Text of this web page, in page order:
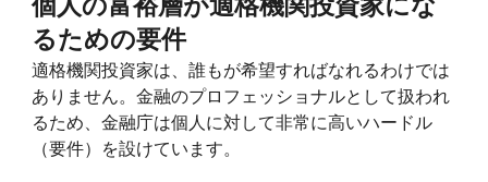
るための要件
適格機関投資家は、誰もが希望すればなれるわけでは
ありません。金融のプロフェッショナルとして扱われ
るため、金融庁は個人に対して非常に高いハードル
（要件）を設けています。